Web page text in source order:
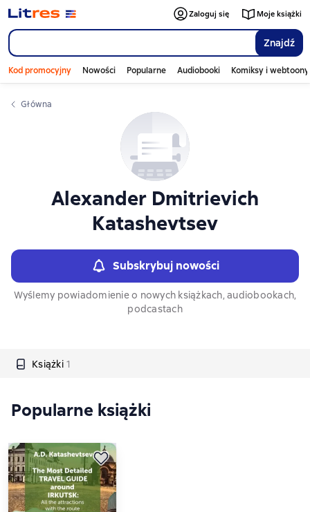
Znajdź
Zaloguj się Moje książki
Kod promocyjny Nowości Popularne Audiobooki Komiksy i webtoony
Główna
Alexander Dmitrievich
Katashevtsev
Subskrybuj nowości
Wyślemy powiadomienie o nowych książkach, audiobookach,
podcastach
Książki 1
Слайдер с книгами
Popularne książki